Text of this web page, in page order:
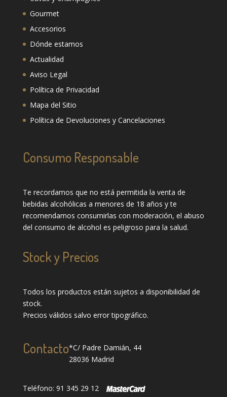
Gourmet
Accesorios
Dónde estamos
Actualidad
Aviso Legal
Política de Privacidad
Mapa del Sitio
Política de Devoluciones y Cancelaciones
Consumo Responsable
Te recordamos que no está permitida la venta de
bebidas alcohólicas a menores de 18 años y te
recomendamos consumirlas con moderación, el abuso
del consumo de alcohol es peligroso para la salud.
Stock y Precios
Todos los productos están sujetos a disponibilidad de
stock.
Precios válidos salvo error tipográfico.
Contacto*C/ Padre Damián, 44
28036 Madrid
Teléfono: 91 345 29 12